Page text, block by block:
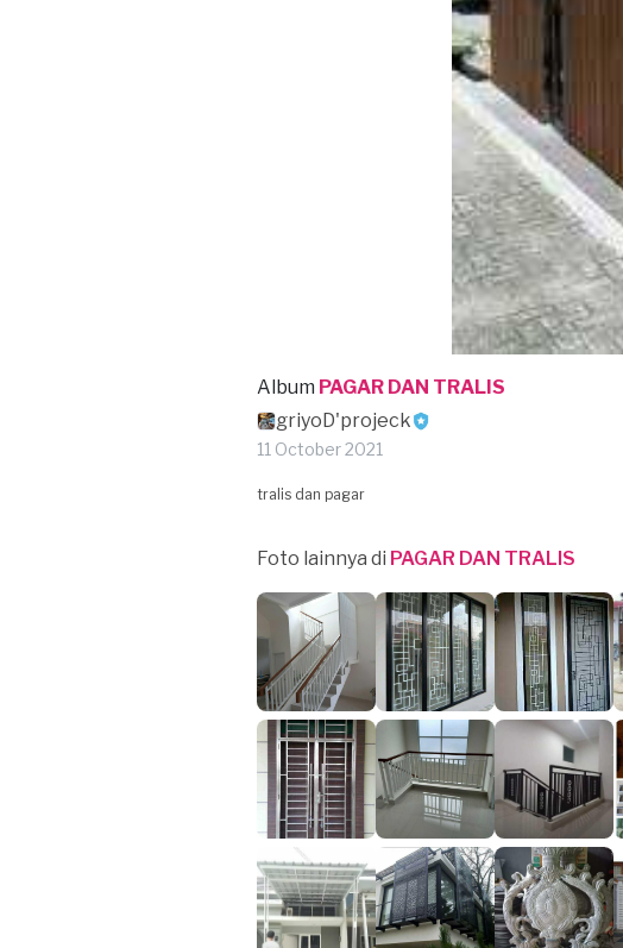
Album PAGAR DAN TRALIS
griyoD'projeck
11 October 2021
tralis dan pagar
Foto lainnya di PAGAR DAN TRALIS